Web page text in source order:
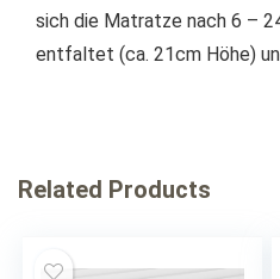
sich die Matratze nach 6 –
entfaltet (ca. 21cm Höhe)
Related Products